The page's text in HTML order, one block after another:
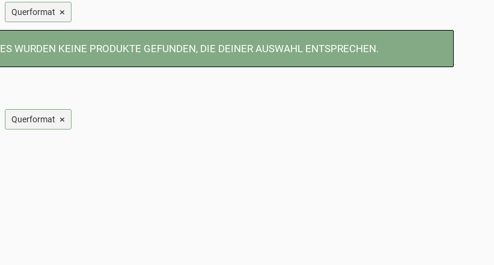
Querformat ×
ES WURDEN KEINE PRODUKTE GEFUNDEN, DIE DEINER AUSWAHL ENTSPRECHEN.
Querformat ×